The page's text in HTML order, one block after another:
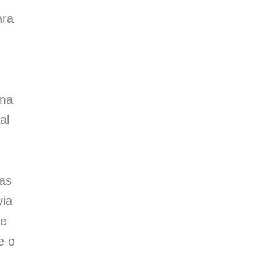
o